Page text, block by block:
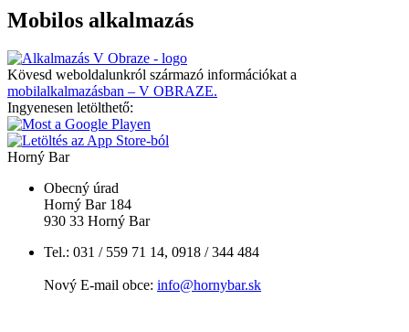
Mobilos alkalmazás
Kövesd weboldalunkról származó információkat a
mobilalkalmazásban – V OBRAZE.
Ingyenesen letölthető:
Horný Bar
Obecný úrad
Horný Bar 184
930 33 Horný Bar
Tel.: 031 / 559 71 14, 0918 / 344 484
Nový E-mail obce: info@hornybar.sk